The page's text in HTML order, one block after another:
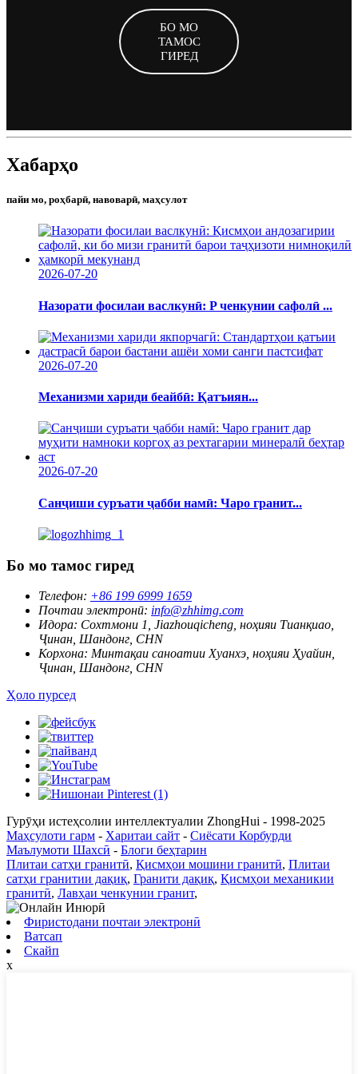
БО МО
ТАМОС
ГИРЕД
Хабарҳо
пайи мо, роҳбарӣ, навоварӣ, маҳсулот
2026-07-20
Назорати фосилаи васлкунӣ: P ченкунии сафолӣ ...
2026-07-20
Механизми хариди беайбӣ: Қатъиян...
2026-07-20
Санҷиши суръати ҷабби намӣ: Чаро гранит...
Бо мо тамос гиред
Телефон: +86 199 6999 1659
Почтаи электронӣ: info@zhhimg.com
Идора: Сохтмони 1, Jiazhouqicheng, ноҳияи Тианқиао,
Ҷинан, Шандонг, CHN
Корхона: Минтақаи саноатии Хуанхэ, ноҳияи Ҳуайин,
Ҷинан, Шандонг, CHN
Ҳоло пурсед
Гурӯҳи истеҳсолии интеллектуалии ZhongHui - 1998-2025
Маҳсулоти гарм - Харитаи сайт - Сиёсати Корбурди
Маълумоти Шахсӣ - Блоги беҳтарин
Плитаи сатҳи гранитӣ, Қисмҳои мошини гранитӣ, Плитаи
сатҳи гранитии дақиқ, Гранити дақиқ, Қисмҳои механикии
гранитӣ, Лавҳаи ченкунии гранит,
Фиристодани почтаи электронӣ
Ватсап
Скайп
x